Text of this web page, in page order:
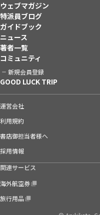
ウェブマガジン
特派員ブログ
ガイドブック
ニュース
著者一覧
コミュニティ
新規会員登録
GOOD LUCK TRIP
運営会社
利用規約
書店御担当者様へ
採用情報
関連サービス
海外航空券
旅行用品